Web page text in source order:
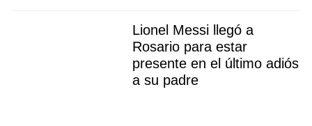
Lionel Messi llegó a
Rosario para estar
presente en el último adiós
a su padre